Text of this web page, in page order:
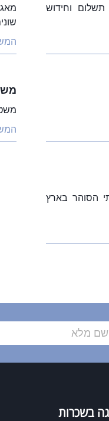
תשלום וחידוש
הסוהר בארץ
בשכרות